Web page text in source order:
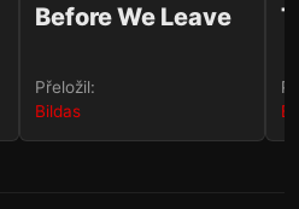
Before We Leave
Přeložil:
Bildas